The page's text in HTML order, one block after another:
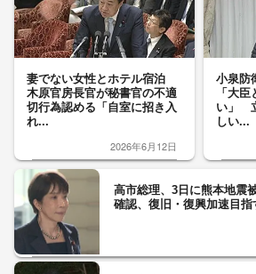
妻でない女性とホテル宿泊
木原官房長官が秘書官の不適
切行為認める「自室に招き入
れ...
2026年6月12日
小泉防
「大
い」
しい...
高市総理、3日に熊本地
確認、復旧・復興加速目指